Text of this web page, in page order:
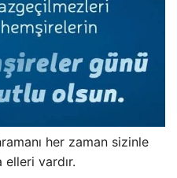
her zaman sizinle
vardır.